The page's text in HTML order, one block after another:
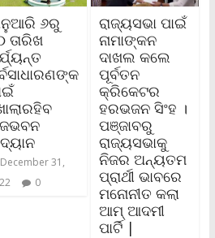
୬ରୁ
ତାରିଖ
December 31,
0
ରାଜ୍ୟସଭା ପାଇଁ
ନାମାଙ୍କନ
ଦାଖଲ କଲେ
ପୂର୍ବତନ
କ୍ରିକେଟର
ହରଭଜନ ସିଂହ ।
ପଞ୍ଜାବରୁ
ରାଜ୍ୟସଭାକୁ
ନିଜର ଅନ୍ୟତମ
ପ୍ରାର୍ଥୀ ଭାବରେ
ମନୋନୀତ କଲା
ଆମ୍ ଆଦମୀ
ପାର୍ଟି |